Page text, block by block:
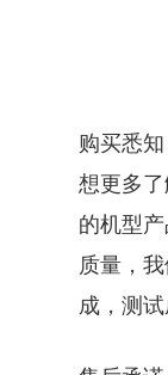
购买悉知
想更多
的机型
质量，
成，测